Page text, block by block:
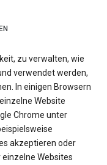
zu verwalten, wie
verwendet werden,
In einigen Browsern
Website
Chrome unter
akzeptieren oder
Websites